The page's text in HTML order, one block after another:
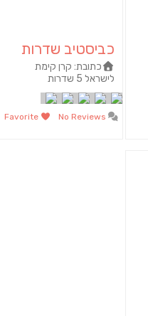
כביסטיב שדרות
כתובת: קרן קימת
לישראל 5 שדרות
Favorite